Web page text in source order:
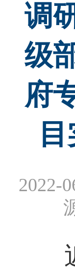
调
级
府
2022-
近